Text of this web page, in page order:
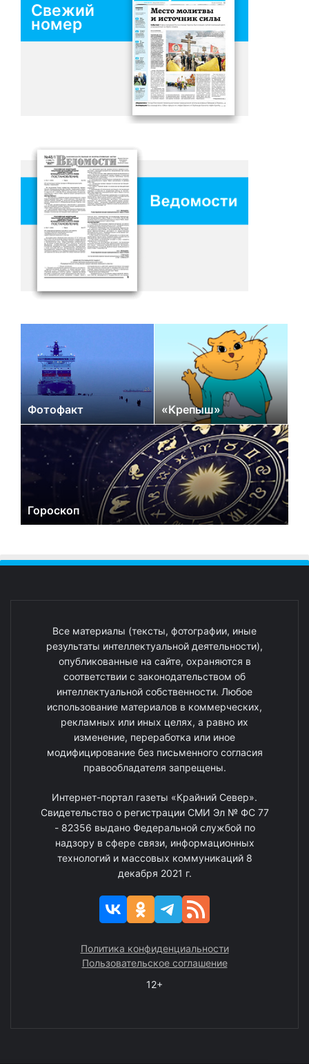
Свежий
номер
Фотофакт «Крепыш»
Гороскоп
Все материалы (тексты, фотографии, иные
результаты интеллектуальной деятельности),
опубликованные на сайте, охраняются в
соответствии с законодательством об
интеллектуальной собственности. Любое
использование материалов в коммерческих,
рекламных или иных целях, а равно их
изменение, переработка или иное
модифицирование без письменного согласия
правообладателя запрещены.
Интернет-портал газеты «Крайний Север».
Свидетельство о регистрации СМИ Эл № ФС 77
- 82356 выдано Федеральной службой по
надзору в сфере связи, информационных
технологий и массовых коммуникаций 8
декабря 2021 г.
Политика конфиденциальности
Пользовательское соглашение
12+